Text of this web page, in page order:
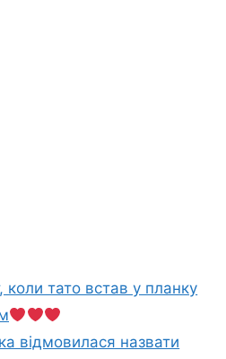
тато встав у планку
відмовилася назвати